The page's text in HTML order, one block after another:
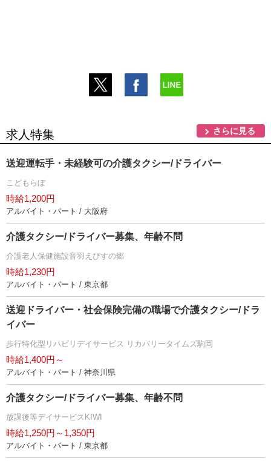
求人特集 さらに見る
送迎運転手・未経験可の介護タクシー/ドライバー
こどもらぼ
時給1,200円
アルバイト・パート / 大阪府
介護タクシー/ドライバー募集、年齢不問
介護老人保健施設音羽えびすの郷
時給1,230円
アルバイト・パート / 東京都
送迎ドライバー・社会保険完備の職場で介護タクシー/ドラ
イバー
歩行特化型リハビリデイサービス リカバリータイムズ駒岡
時給1,400円～
アルバイト・パート / 神奈川県
介護タクシー/ドライバー募集、年齢不問
放課後等デイサービスKIWI
時給1,250円～1,350円
アルバイト・パート / 東京都